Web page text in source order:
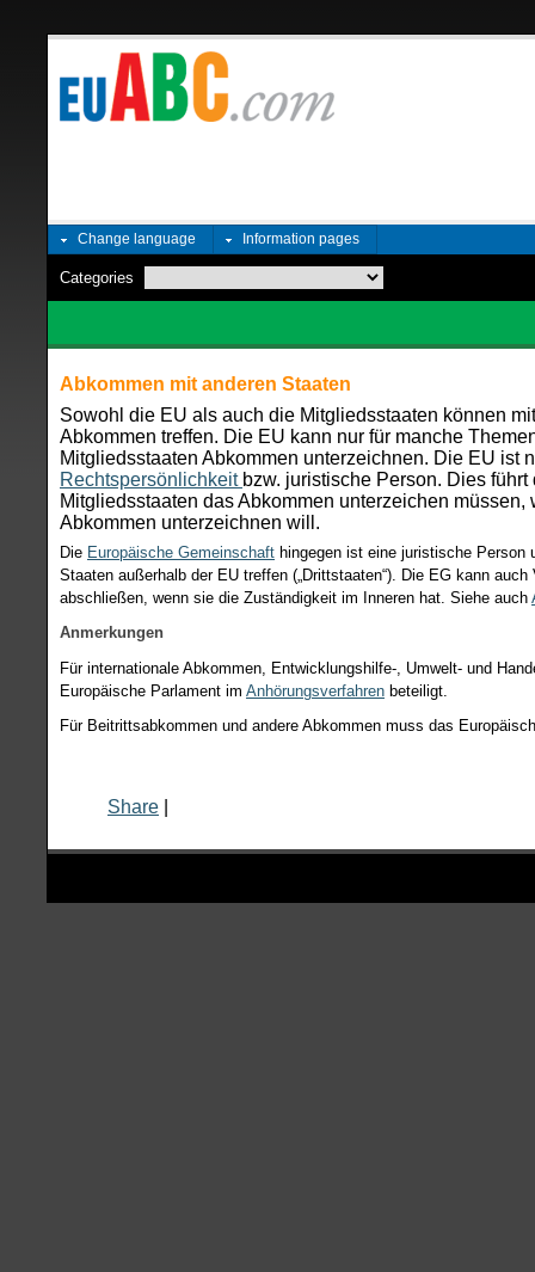
Change language Information pages
Categories
Abkommen mit anderen Staaten
Sowohl die EU als auch die Mitgliedsstaaten können
Abkommen treffen. Die EU kann nur für manche
Mitgliedsstaaten Abkommen unterzeichnen. Die EU ist
Rechtspersönlichkeit bzw. juristische Person. Dies
Mitgliedsstaaten das Abkommen unterzeichen müssen,
Abkommen unterzeichnen will.
Die Europäische Gemeinschaft hingegen ist eine juristische Person
Staaten außerhalb der EU treffen („Drittstaaten“). Die EG kann
abschließen, wenn sie die Zuständigkeit im Inneren hat. Siehe auch
Anmerkungen
Für internationale Abkommen, Entwicklungshilfe-, Umwelt- und
Europäische Parlament im Anhörungsverfahren beteiligt.
Für Beitrittsabkommen und andere Abkommen muss das
Share